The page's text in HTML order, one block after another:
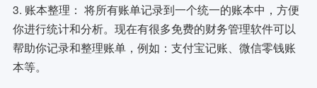
3. 账本整理： 将所有账单记录到一个统一的账本中，方便
你进行统计和分析。现在有很多免费的财务管理软件可以
帮助你记录和整理账单，例如：支付宝记账、微信零钱账
本等。